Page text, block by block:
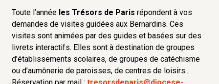
Toute l’année les Trésors de Paris répondent à vos
demandes de visites guidées aux Bernardins. Ces
visites sont animées par des guides et basées sur des
livrets interactifs. Elles sont à destination de groupes
d’établissements scolaires, de groupes de catéchisme
ou d’aumônerie de paroisses, de centres de loisirs...